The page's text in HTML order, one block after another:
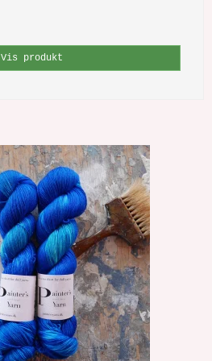
Vis produkt